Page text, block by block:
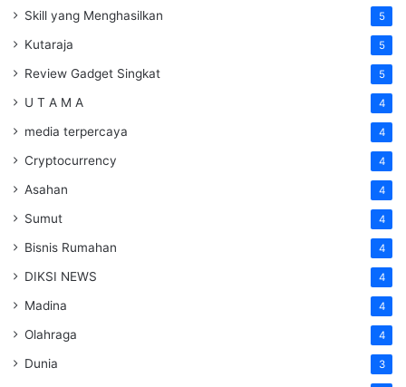
Skill yang Menghasilkan 5
Kutaraja 5
Review Gadget Singkat 5
U T A M A 4
media terpercaya 4
Cryptocurrency 4
Asahan 4
Sumut 4
Bisnis Rumahan 4
DIKSI NEWS 4
Madina 4
Olahraga 4
Dunia 3